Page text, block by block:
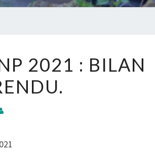
2021 : BILAN